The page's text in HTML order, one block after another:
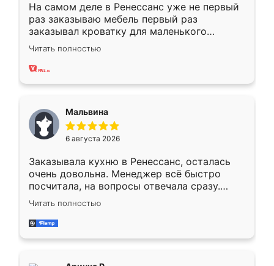
На самом деле в Ренессанс уже не первый
раз заказываю мебель первый раз
заказывал кроватку для маленького
ребёнка при его рождении ,во второй раз
заказал шкаф-купе. По качеству очень
хорошее сборка достаточно быстрая,
меньше, здесь же он более разнообразный.
Мне нравится ,если что-то потребуется из
мебели буду заказывать только здесь.
Читать полностью
Мальвина
6 августа 2026
Заказывала кухню в Ренессанс, осталась
очень довольна. Менеджер всё быстро
посчитала, на вопросы отвечала сразу.
Замерщик приехал в субботу, подошёл к
делу со всей ответственностью. Собрали
за день, ребята работали аккуратно, даже
Читать полностью